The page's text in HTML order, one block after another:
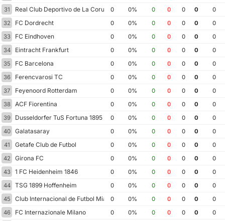
31
Real Club Deportivo de La Coruna0 0% 0 0 0 0
0
32
FC Dordrecht 0 0% 0 0 0 0
0
33
FC Eindhoven 0 0% 0 0 0 0
0
34
Eintracht Frankfurt 0 0% 0 0 0 0
0
35
FC Barcelona 0 0% 0 0 0 0
0
36
Ferencvarosi TC 0 0% 0 0 0 0
0
37
Feyenoord Rotterdam 0 0% 0 0 0 0
0
38
ACF Fiorentina 0 0% 0 0 0 0
0
39
Dusseldorfer TuS Fortuna 1895 0 0% 0 0 0 0
0
40
Galatasaray 0 0% 0 0 0 0
0
41
Getafe Club de Futbol 0 0% 0 0 0 0
0
42
Girona FC 0 0% 0 0 0 0
0
43
1 FC Heidenheim 1846 0 0% 0 0 0 0
0
44
TSG 1899 Hoffenheim 0 0% 0 0 0 0
0
45
Club Internacional de Futbol Miami
0 0% 0 0 0 0
0
46
FC Internazionale Milano 0 0% 0 0 0 0
0